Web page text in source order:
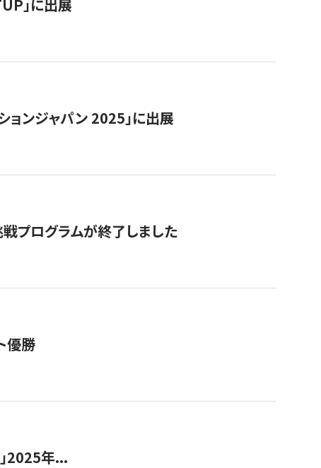
」に出展
ョンジャパン 2025」に出展
プログラムが終了しました
優勝
2025年...